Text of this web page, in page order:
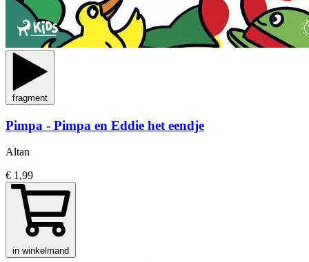
fragment
Pimpa - Pimpa en Eddie het eendje
Altan
€ 1,99
in winkelmand